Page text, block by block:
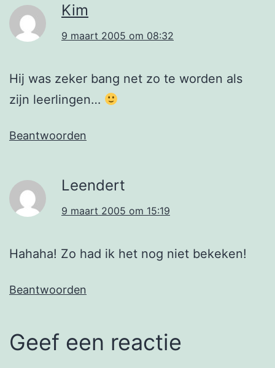
Kim
9 maart 2005 om 08:32
Hij was zeker bang net zo te worden als
zijn leerlingen…
Beantwoorden
Leendert
9 maart 2005 om 15:19
Hahaha! Zo had ik het nog niet bekeken!
Beantwoorden
Geef een reactie